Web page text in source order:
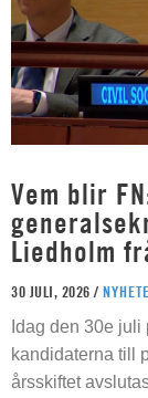
Vem blir
Liedholm
30 JULI, 2026 /
Idag den 30e
kandidaterna till
årsskiftet